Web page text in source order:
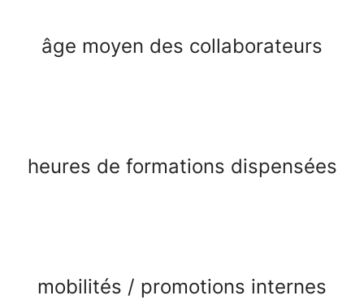
âge moyen des collaborateurs
heures de formations dispensées
mobilités / promotions internes